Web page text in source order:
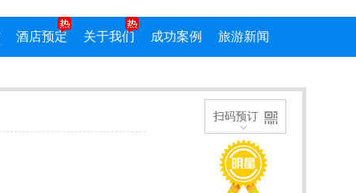
酒店预定 关于我们 成功案例 旅游新闻
扫码预订